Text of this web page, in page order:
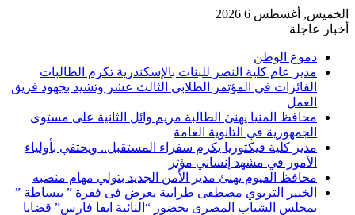
الخميس, أغسطس 6 2026
أخبار عاجلة
دموع الوطن
مدير عام كلية النصر للبنات بالإسكندرية تكرم الطالبات
الفائزات في المؤتمر الطلابي الثالث عشر وتشيد بجهود فريق
العمل
محافظ المنيا يهنئ الطالبة مريم وائل الثانية على مستوى
الجمهورية في الثانوية العامة
مدير كلية فيكتوريا يكرم سفراء المستقبل.. ويحتفي بأولياء
الأمور في مشهد إنساني مؤثر
محافظ الفيوم يهنئ مدير الأمن الجديد بتولي مهام منصبه
الخبير التربوي مصطفى طرابية يعرض فى فقرة ” ببساطة ”
بمجلس الشباب المصرى بحضور “النائبة ايفا فارس” قضايا